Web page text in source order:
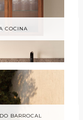
COCINA
BARROCAL